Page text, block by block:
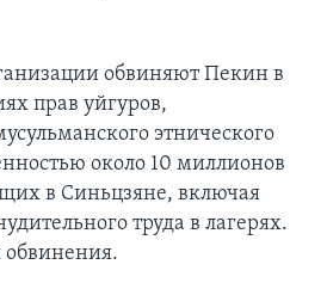
обвиняют Пекин в
прав уйгуров,
этнического
около 10 миллионов
в Синьцзяне, включая
труда в лагерях.
обвинения.